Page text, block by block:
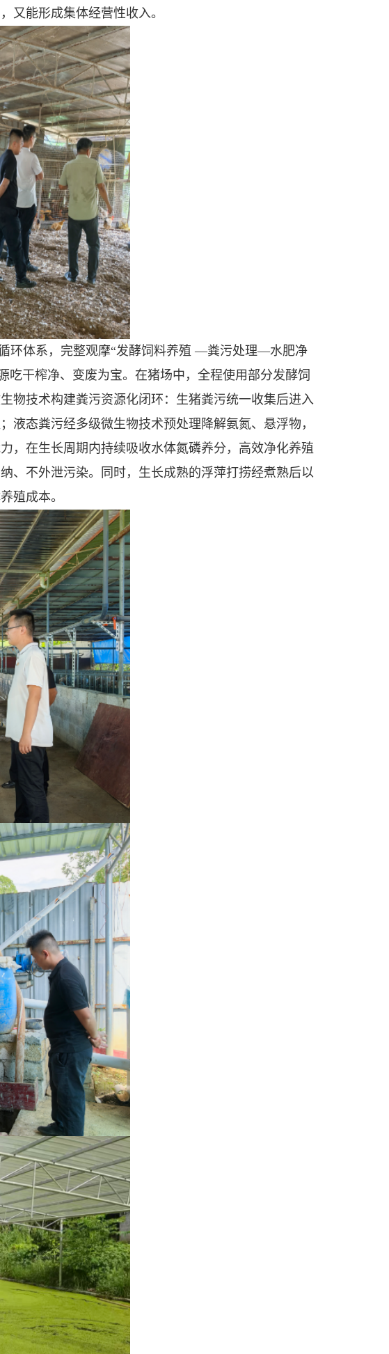
又能形成集体经营性收入。
环体系，完整观摩“发酵饲料养殖 —粪污处理—水肥净
干榨净、变废为宝。 在猪场中， 全程使用部分发酵饲
物技术构建粪污资源化闭环：生猪粪污统一收集后进入
；液态粪污经多级微生物技术预处理降解氨氮、悬浮物，
，在生长周期内持续吸收水体氮磷养分，高效净化养殖
、不外泄污染。同时，生长成熟的浮萍打捞经煮熟后以
殖成本。